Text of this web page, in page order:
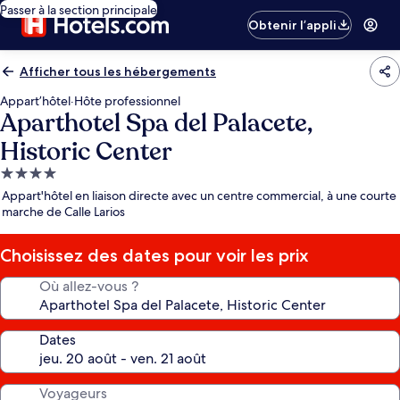
Passer à la section principale
Obtenir l’appli
Afficher tous les hébergements
Appart’hôtel·Hôte professionnel
Aparthotel Spa del Palacete,
Historic Center
Hébergement
4.0 étoiles
Appart'hôtel en liaison directe avec un centre commercial, à une courte
marche de Calle Larios
Choisissez des dates pour voir les prix
Où allez-vous ?
Dates
Voyageurs